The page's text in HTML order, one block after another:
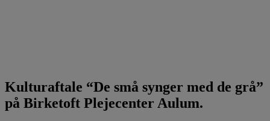
Kulturaftale “De små synger med de grå”
på Birketoft Plejecenter Aulum.